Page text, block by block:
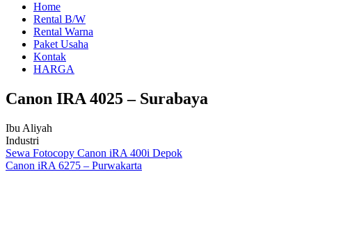
Home
Rental B/W
Rental Warna
Paket Usaha
Kontak
HARGA
Canon IRA 4025 – Surabaya
Ibu Aliyah
Industri
Post
navigation
Sewa Fotocopy Canon iRA 400i Depok
Canon iRA 6275 – Purwakarta